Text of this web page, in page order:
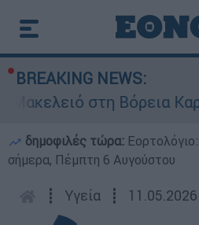
BREAKING NEWS:
στη Βόρεια Καρολίνα
δημοφιλές τώρα:
σήμερα, Πέμπτη 6 Αυγούστου
┋ Υγεία ┋